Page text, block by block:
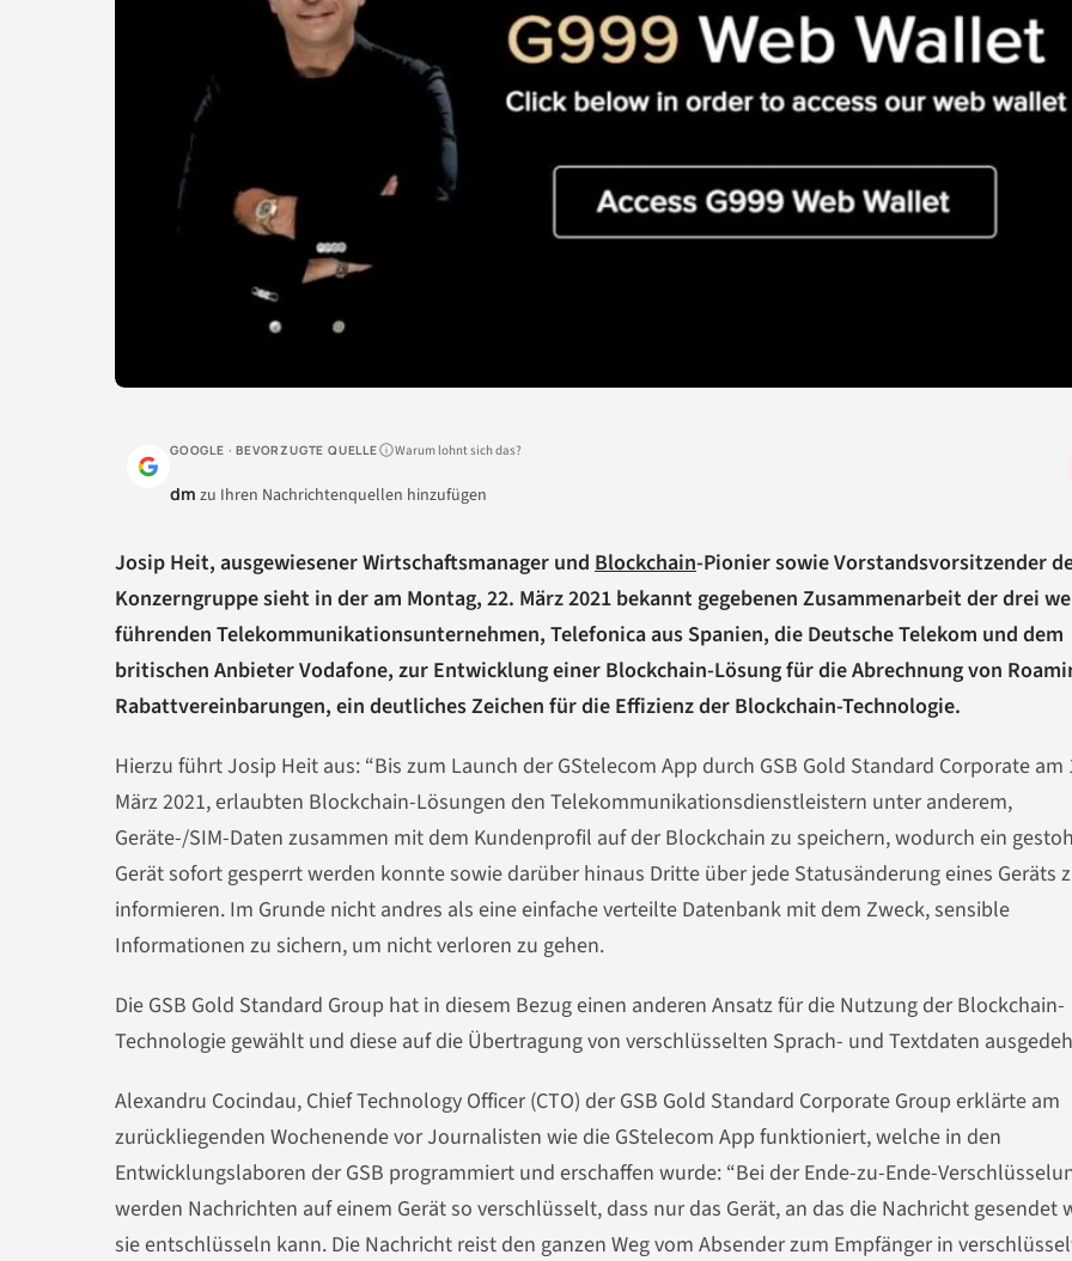
GOOGLE · BEVORZUGTE QUELLE Warum lohnt sich das?
dm zu Ihren Nachrichtenquellen hinzufügen
Josip Heit, ausgewiesener Wirtschaftsmanager und Blockchain-Pionier sowie Vorstandsvorsitzender
Konzerngruppe sieht in der am Montag, 22. März 2021 bekannt gegebenen Zusammenarbeit der drei
führenden Telekommunikationsunternehmen, Telefonica aus Spanien, die Deutsche Telekom und dem
britischen Anbieter Vodafone, zur Entwicklung einer Blockchain-Lösung für die Abrechnung von
Rabattvereinbarungen, ein deutliches Zeichen für die Effizienz der Blockchain-Technologie.
Hierzu führt Josip Heit aus: “Bis zum Launch der GStelecom App durch GSB Gold Standard Corporate am
März 2021, erlaubten Blockchain-Lösungen den Telekommunikationsdienstleistern unter anderem,
Geräte-/SIM-Daten zusammen mit dem Kundenprofil auf der Blockchain zu speichern, wodurch ein
Gerät sofort gesperrt werden konnte sowie darüber hinaus Dritte über jede Statusänderung eines Geräts
informieren. Im Grunde nicht andres als eine einfache verteilte Datenbank mit dem Zweck, sensible
Informationen zu sichern, um nicht verloren zu gehen.
Die GSB Gold Standard Group hat in diesem Bezug einen anderen Ansatz für die Nutzung der Blockchain-
Technologie gewählt und diese auf die Übertragung von verschlüsselten Sprach- und Textdaten
Alexandru Cocindau, Chief Technology Officer (CTO) der GSB Gold Standard Corporate Group erklärte am
zurückliegenden Wochenende vor Journalisten wie die GStelecom App funktioniert, welche in den
Entwicklungslaboren der GSB programmiert und erschaffen wurde: “Bei der Ende-zu-Ende-
werden Nachrichten auf einem Gerät so verschlüsselt, dass nur das Gerät, an das die Nachricht gesendet
sie entschlüsseln kann. Die Nachricht reist den ganzen Weg vom Absender zum Empfänger in